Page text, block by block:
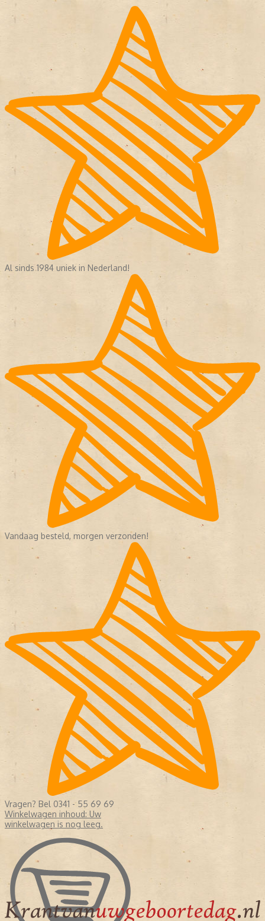
Al sinds 1984 uniek in Nederland!
Vandaag besteld, morgen verzonden!
Vragen? Bel 0341 - 55 69 69
Winkelwagen inhoud: Uw
winkelwagen is nog leeg.